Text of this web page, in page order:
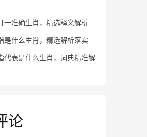
一准确生肖，精选释义解析
是什么生肖，精选解析落实
代表是什么生肖，词典精准解
论